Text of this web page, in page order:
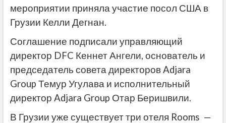
мероприятии приняла участие посол США в
Грузии Келли Дегнан.
Соглашение подписали управляющий
директор DFC Кеннет Ангели, основатель и
председатель совета директоров Adjara
Group Темур Угулава и исполнительный
директор Adjara Group Отар Беришвили.
В Грузии уже существует три отеля Rooms —